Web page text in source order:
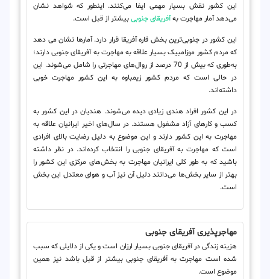
این کشور نقش بسیار مهمی ایفا می‌کنند. اینطور که شواهد نشان
می‌دهد آمار مهاجرت بهآفریقای جنوبیبیشتر از قبل است.
این کشور در جنوبی‌ترین بخش قاره آفریقا قرار دارد. آمارها نشان می دهد
که مردم کشور موزامبیک بسیار علاقه به مهاجرت به آفریقای جنوبی دارند؛
به‌طوری که بیش از 70 درصد از روال‌های مهاجرتی را شامل می‌شوند. این
در حالی است که مردم کشور زیمباوه به این کشور مهاجرت خوبی
داشته‌اند.
در این کشور افراد هندی زیادی دیده می‌شوند. هندیان در این کشور به
کسب و کارهای آزاد مشغول هستند. در سال‌های اخیر ایرانیان علاقه به
مهاجرت به این کشور دارند و این موضوع به دلیل رضایت بالای افرادی
است که مهاجرت به آفریقای جنوبی را انتخاب کرده‌اند. در نظر داشته
باشید که به طور کلی ایرانیان مهاجرت به بخش‌های مرکزی این کشور را
بهتر از سایر بخش‌ها می‌دانند دلیل آن نیز آب و هوای معتدل این بخش
است.
مهاجرپذیری آفریقای جنوبی
هزینه زندگی در آفریقای جنوبی بسیار ارزان است و یکی از دلایلی که سبب
شده است مهاجرت به آفریقای جنوبی بیشتر از قبل باشد نیز همین
موضوع است.